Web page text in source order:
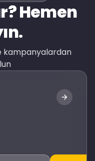
Hemen
kampanyalardan